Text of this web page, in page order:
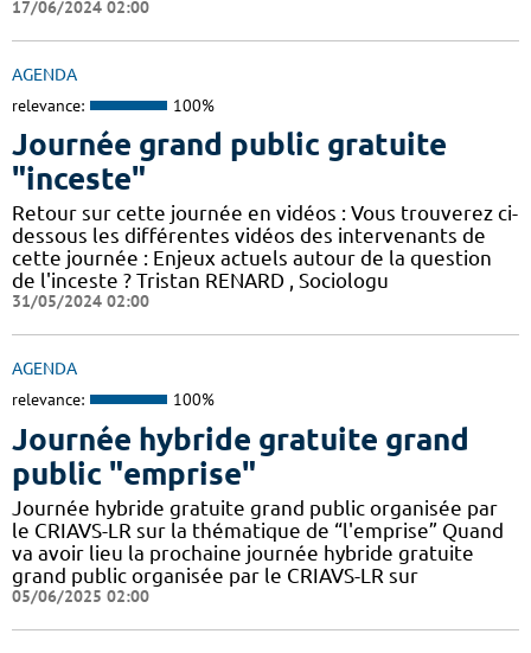
17/06/2024 02:00
AGENDA
relevance: 100%
Journée grand public gratuite
"inceste"
Retour sur cette journée en vidéos : Vous trouverez ci-
dessous les différentes vidéos des intervenants de
cette journée : Enjeux actuels autour de la question
de l'inceste ? Tristan RENARD , Sociologu
31/05/2024 02:00
AGENDA
relevance: 100%
Journée hybride gratuite grand
public "emprise"
Journée hybride gratuite grand public organisée par
le CRIAVS-LR sur la thématique de “l'emprise” Quand
va avoir lieu la prochaine journée hybride gratuite
grand public organisée par le CRIAVS-LR sur
05/06/2025 02:00